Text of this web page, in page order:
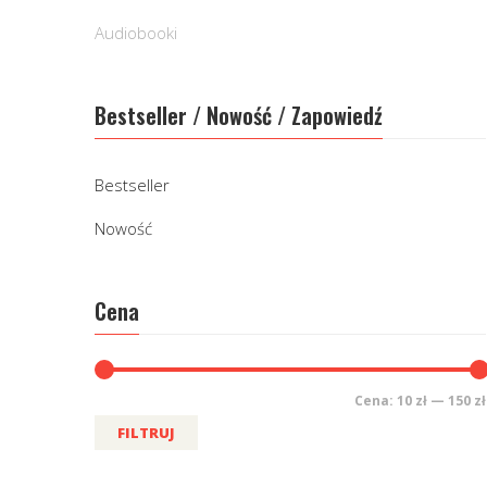
Audiobooki
Bestseller / Nowość / Zapowiedź
Bestseller
Nowość
Cena
FILTRUJ
Cena: 10 zł — 150 zł